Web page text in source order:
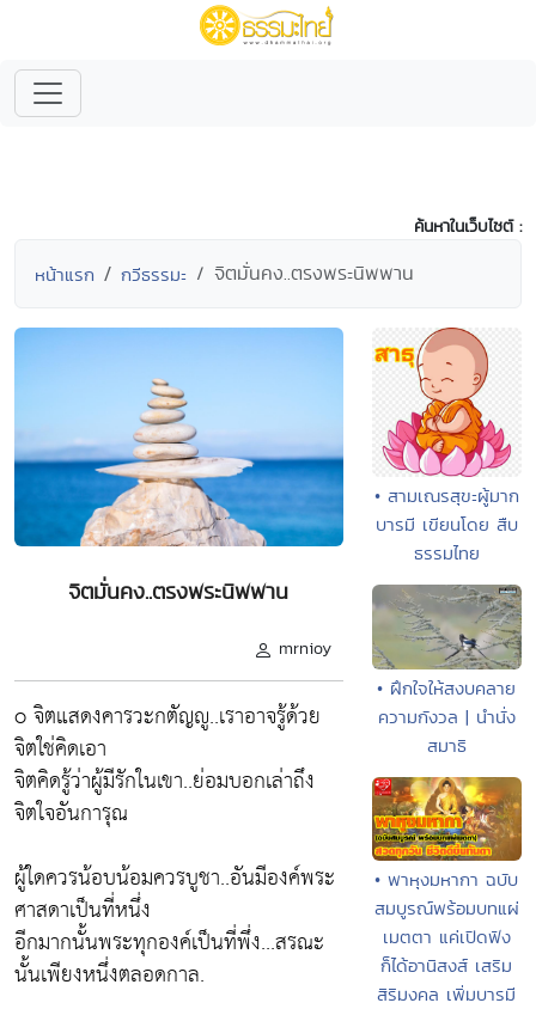
ค้นหาในเว็บไซต์ :
หน้าแรก กวีธรรมะ จิตมั่นคง..ตรงพระนิพพาน
จิตมั่นคง..ตรงพระนิพพาน
mrnioy
o จิตแสดงคารวะกตัญญู..เราอาจรู้ด้วย
จิตใช่คิดเอา
จิตคิดรู้ว่าผู้มีรักในเขา..ย่อมบอกเล่าถึง
จิตใจอันการุณ
ผู้ใดควรน้อบน้อมควรบูชา..อันมีองค์พระ
ศาสดาเป็นที่หนึ่ง
อีกมากนั้นพระทุกองค์เป็นที่พึ่ง...สรณะ
นั้นเพียงหนึ่งตลอดกาล.
• สามเณรสุขะผู้มาก
บารมี เขียนโดย สืบ
ธรรมไทย
• ฝึกใจให้สงบคลาย
ความกังวล | นำนั่ง
สมาธิ
• พาหุงมหากา ฉบับ
สมบูรณ์พร้อมบทแผ่
เมตตา แค่เปิดฟัง
ก็ได้อานิสงส์ เสริม
สิริมงคล เพิ่มบารมี